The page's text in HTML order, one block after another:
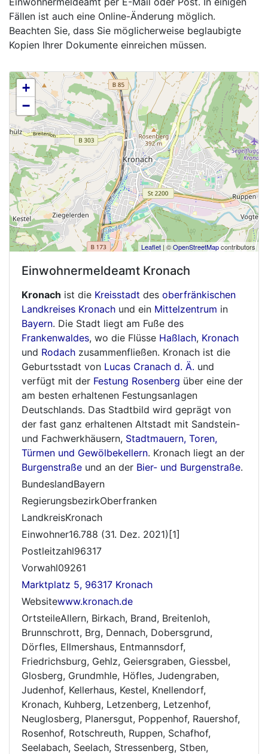
Fällen ist auch eine Online-Änderung möglich.
Beachten Sie, dass Sie möglicherweise beglaubigte
Kopien Ihrer Dokumente einreichen müssen.
+
−
Leaflet | ©OpenStreetMapcontributors
Einwohnermeldeamt Kronach
Kronach ist die Kreisstadt des oberfränkischen
Landkreises Kronach und ein Mittelzentrum in
Bayern. Die Stadt liegt am Fuße des
Frankenwaldes, wo die Flüsse Haßlach, Kronach
und Rodach zusammenfließen. Kronach ist die
Geburtsstadt von Lucas Cranach d. Ä. und
verfügt mit der Festung Rosenberg über eine der
am besten erhaltenen Festungsanlagen
Deutschlands. Das Stadtbild wird geprägt von
der fast ganz erhaltenen Altstadt mit Sandstein-
und Fachwerkhäusern, Stadtmauern, Toren,
Türmen und Gewölbekellern. Kronach liegt an der
Burgenstraße und an der Bier- und Burgenstraße.
BundeslandBayern
RegierungsbezirkOberfranken
LandkreisKronach
Einwohner16.788 (31. Dez. 2021)[1]
Postleitzahl96317
Vorwahl09261
Marktplatz 5, 96317 Kronach
Websitewww.kronach.de
OrtsteileAllern, Birkach, Brand, Breitenloh,
Brunnschrott, Brg, Dennach, Dobersgrund,
Dörfles, Ellmershaus, Entmannsdorf,
Friedrichsburg, Gehlz, Geiersgraben, Giessbel,
Glosberg, Grundmhle, Höfles, Judengraben,
Judenhof, Kellerhaus, Kestel, Knellendorf,
Kronach, Kuhberg, Letzenberg, Letzenhof,
Neuglosberg, Planersgut, Poppenhof, Rauershof,
Rosenhof, Rotschreuth, Ruppen, Schafhof,
Seelabach, Seelach, Stressenberg, Stben,